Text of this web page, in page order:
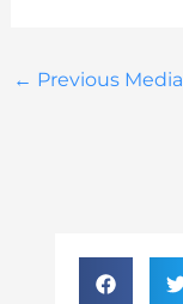
← Previous Media